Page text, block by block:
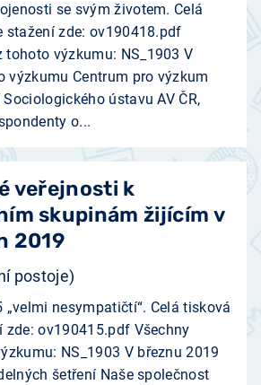
se svým životem. Celá
stažení zde: ov190418.pdf
tohoto výzkumu: NS_1903 V
výzkumu Centrum pro výzkum
ústavu AV ČR,
o...
veřejnosti k
skupinám žijícím v
2019
postoje)
„velmi nesympatičtí“. Celá tisková
zde: ov190415.pdf Všechny
NS_1903 V březnu 2019
šetření Naše společnost